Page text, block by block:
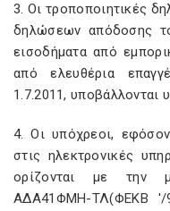
3. Οι τροποποιητικές
δηλώσεων απόδοσης
εισοδήματα από
από ελευθέρια
1.7.2011, υποβάλλονται
4. Οι υπόχρεοι, εφόσον
στις ηλεκτρονικές
ορίζονται με την
ΑΔΑ41ΦΜΗ-ΤΛ(ΦΕΚΒ '/